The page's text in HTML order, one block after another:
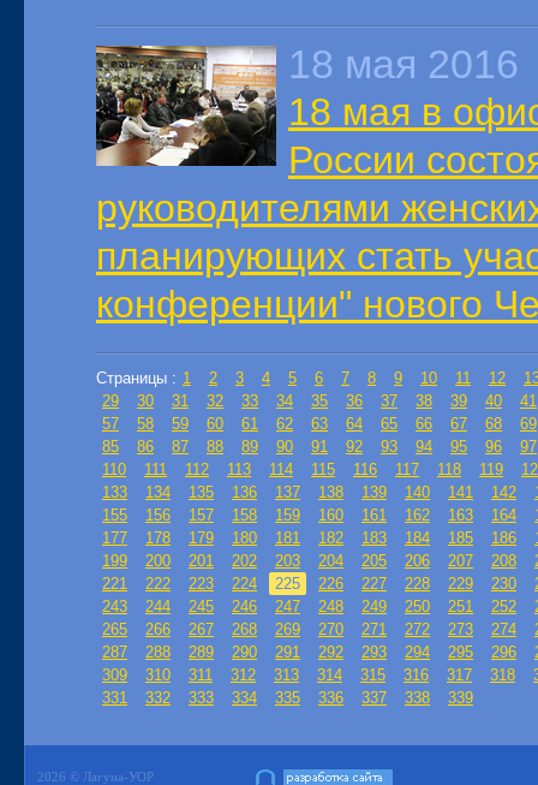
18 мая 2016
18 мая в
России
руководителями
планирующих стать
конференции" нового
Страницы : 1 2 3 4 5 6 7 8 9 10 11 12
29
30 31 32 33 34 35 36 37 38 39 40
41
57
58 59 60 61 62 63 64 65 66 67 68
69
85
86 87 88 89 90 91 92 93 94 95 96
97
110
111 112 113 114 115 116 117 118 119
133
134 135 136 137 138 139 140 141 142
155
156 157 158 159 160 161 162 163 164
177
178 179 180 181 182 183 184 185 186
199
200 201 202 203 204 205 206 207 208
221
222 223 224 225 226 227 228 229 230
243
244 245 246 247 248 249 250 251 252
265
266 267 268 269 270 271 272 273 274
287
288 289 290 291 292 293 294 295 296
309
310 311 312 313 314 315 316 317 318
331
332 333 334 335 336 337 338 339
2026 © Лагуна-УОР